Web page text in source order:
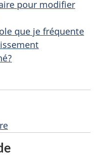
pour modifier
que je fréquente